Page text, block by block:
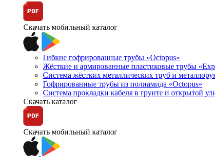
Скачать мобильный каталог
Гибкие гофрированные трубы «Octopus»
Жёсткие и армированные пластиковые трубы
Система жёстких металлических труб и
Гофрированные трубы из полиамида «Octopus»
Система прокладки кабеля в грунте и открытой
Скачать каталог
Скачать мобильный каталог